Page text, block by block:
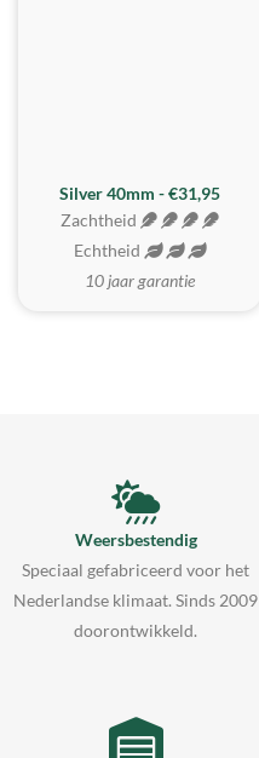
Silver 40mm - €31,95
Zachtheid
Echtheid
10 jaar garantie
Weersbestendig
Speciaal gefabriceerd voor het
Nederlandse klimaat. Sinds 2009
doorontwikkeld.